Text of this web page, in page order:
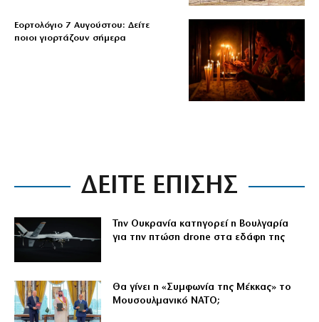
Εορτολόγιο 7 Αυγούστου: Δείτε
ποιοι γιορτάζουν σήμερα
ΔΕΙΤΕ ΕΠΙΣΗΣ
Την Ουκρανία κατηγορεί η Βουλγαρία
για την πτώση drone στα εδάφη της
Θα γίνει η «Συμφωνία της Μέκκας» το
Μουσουλμανικό ΝΑΤΟ;